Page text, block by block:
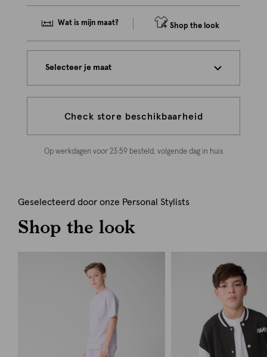
Wat is mijn maat? Shop the look
Selecteer je maat
Check store beschikbaarheid
Op werkdagen voor 23:59 besteld, volgende dag in huis
Geselecteerd door onze Personal Stylists
Shop the look